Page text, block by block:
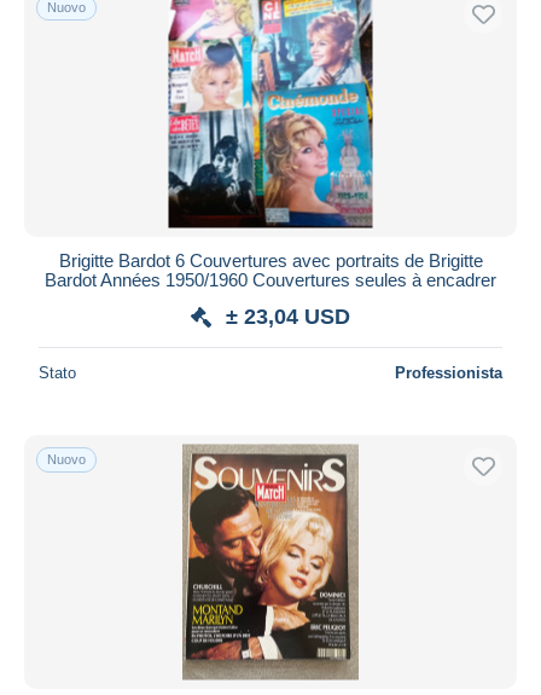
Spedizione gratuita
Metodi di pagamento
PayPal
Bonifico bancario
Mastercard
Bancontact
iDeal
Residenza del venditore
Aggiorna
Nuovo
Brigitte Bardot 6 Couvertures avec portraits de Brigitte
Bardot Années 1950/1960 Couvertures seules à encadrer
± 23,04 USD
Stato Professionista
Nuovo